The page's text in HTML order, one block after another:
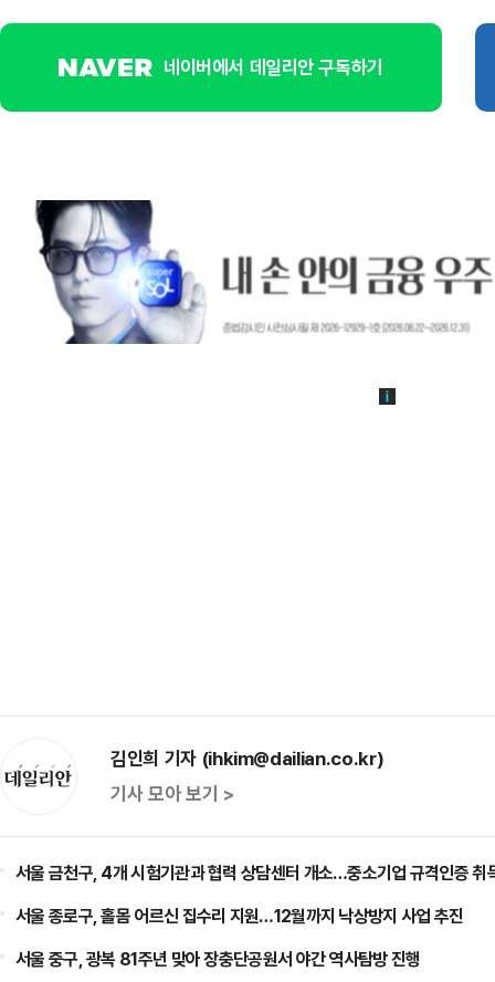
네이버에서 데일리안 구독하기
김인희 기자 (ihkim@dailian.co.kr)
기사 모아 보기 >
서울 금천구, 4개 시험기관과 협력 상담센터 개소…중소기업 규격인증 취
서울 종로구, 홀몸 어르신 집수리 지원…12월까지 낙상방지 사업 추진
서울 중구, 광복 81주년 맞아 장충단공원서 야간 역사탐방 진행